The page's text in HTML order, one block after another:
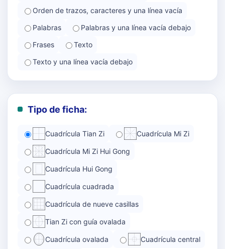
Orden de trazos, caracteres y una línea vacía
Palabras
Palabras y una línea vacía debajo
Frases
Texto
Texto y una línea vacía debajo
Tipo de ficha:
Cuadrícula Tian Zi Cuadrícula Mi Zi
Cuadrícula Mi Zi Hui Gong
Cuadrícula Hui Gong
Cuadrícula cuadrada
Cuadrícula de nueve casillas
Tian Zi con guía ovalada
Cuadrícula ovalada Cuadrícula central